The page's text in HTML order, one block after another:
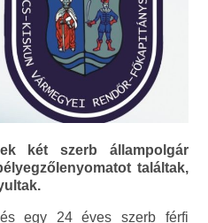
két szerb állampolgár
találtak,
egy 24 éves szerb férfi